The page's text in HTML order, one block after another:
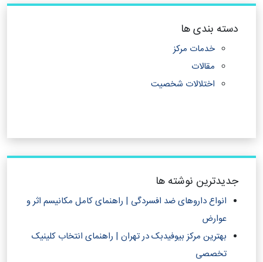
دسته بندی ها
خدمات مرکز
مقالات
اختلالات شخصیت
جدیدترین نوشته ها
انواع داروهای ضد افسردگی | راهنمای کامل مکانیسم اثر و
عوارض
بهترین مرکز بیوفیدبک در تهران | راهنمای انتخاب کلینیک
تخصصی